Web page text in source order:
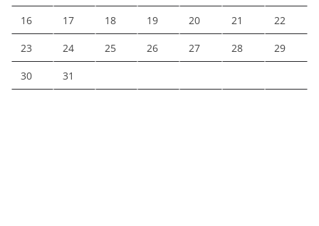
16 17 18 19 20 21 22
23 24 25 26 27 28 29
30 31